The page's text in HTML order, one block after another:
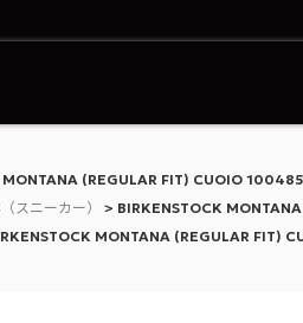
MONTANA (REGULAR FIT) CUOIO
スニーカー）
BIRKENSTOCK
MONTANA (REGULAR FIT)